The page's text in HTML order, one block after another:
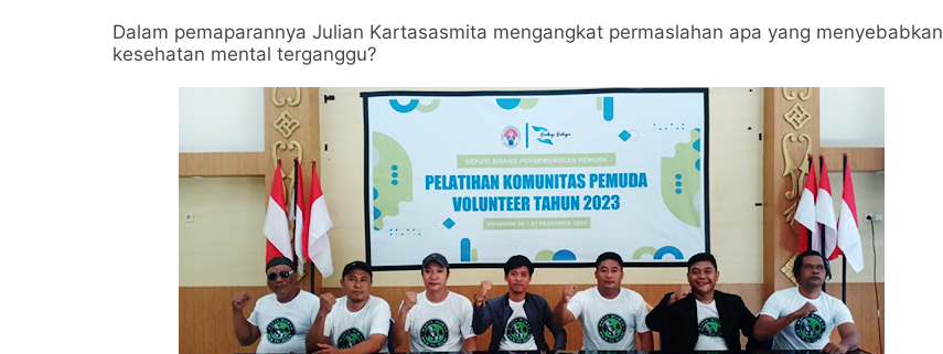
Dalam pemaparannya Julian Kartasasmita mengangkat permaslahan apa yang menyebabkan
kesehatan mental terganggu?